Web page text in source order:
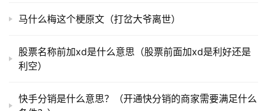
马什么梅这个梗原文（打岔大爷离世）
股票名称前加xd是什么意思（股票前面加xd是利好还是
利空）
快手分销是什么意思？（开通快分销的商家需要满足什么